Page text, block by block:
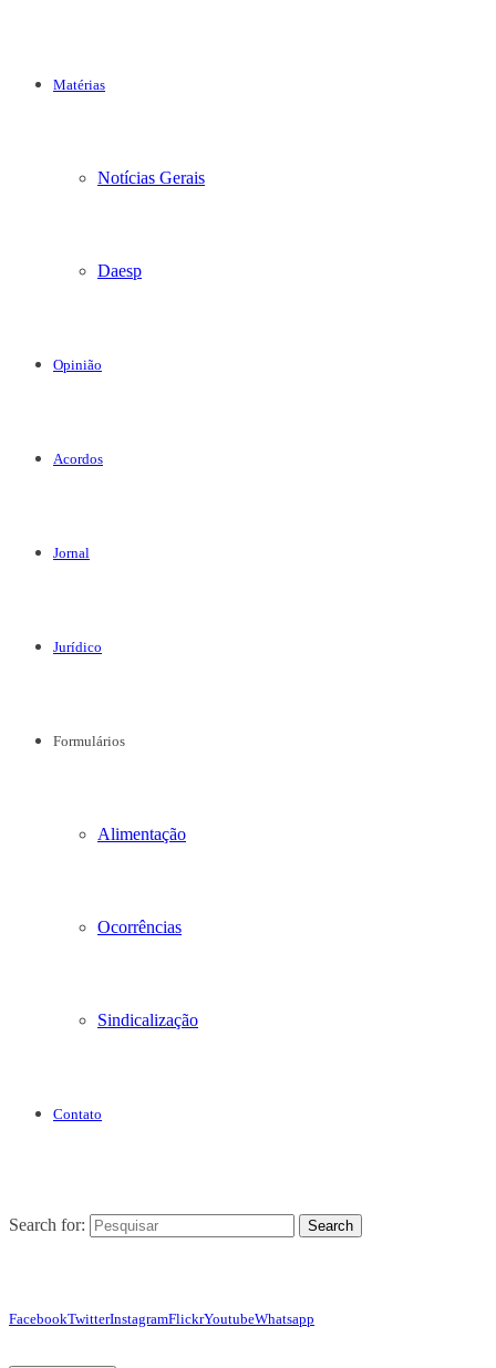
Matérias
Notícias Gerais
Daesp
Opinião
Acordos
Jornal
Jurídico
Formulários
Alimentação
Ocorrências
Sindicalização
Contato
Search for: Search
FacebookTwitterInstagramFlickrYoutubeWhatsapp